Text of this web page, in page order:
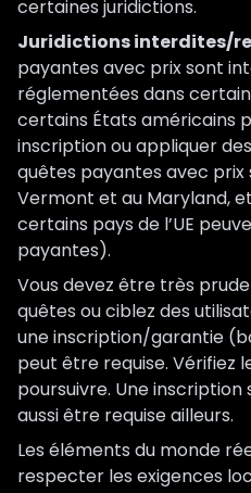
certaines juridictions.
Juridictions interdites/
payantes avec prix sont
réglementées dans
certains États américains
inscription ou appliquer
quêtes payantes avec
Vermont et au Maryland,
certains pays de l’UE
payantes).
Vous devez être très
quêtes ou ciblez des
une inscription/garantie
peut être requise. Vérifiez
poursuivre. Une
aussi être requise ailleurs.
Les éléments du monde
respecter les exigences